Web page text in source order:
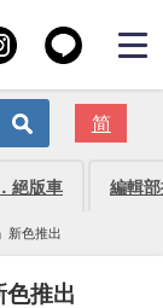
简
絕版車 編輯
新色推出
推出